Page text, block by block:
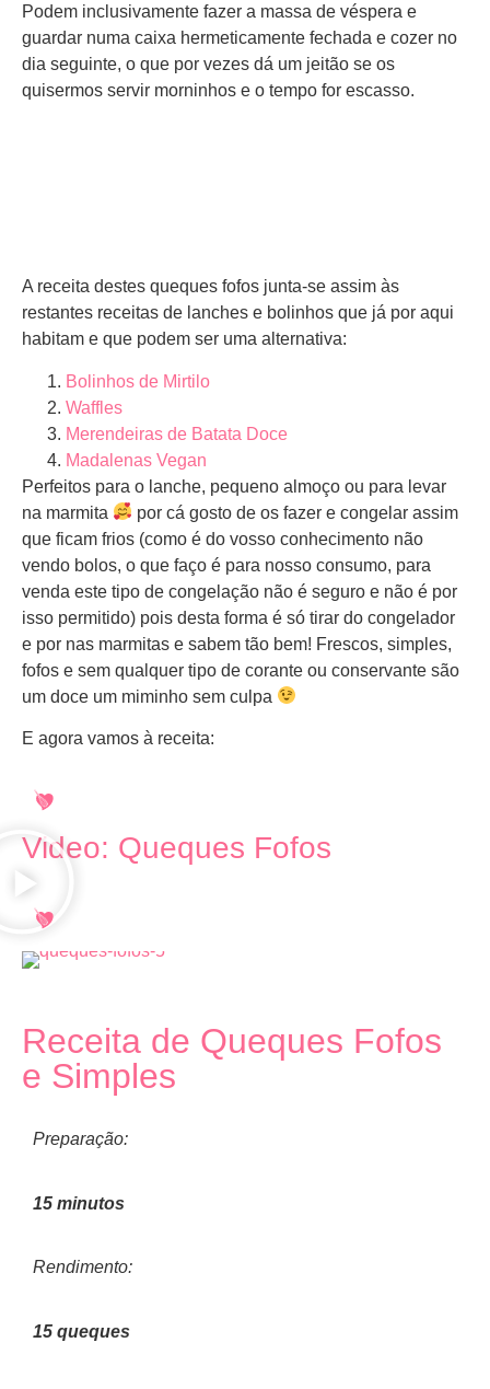
Podem inclusivamente fazer a massa de véspera e
guardar numa caixa hermeticamente fechada e cozer no
dia seguinte, o que por vezes dá um jeitão se os
quisermos servir morninhos e o tempo for escasso.
A receita destes queques fofos junta-se assim às
restantes receitas de lanches e bolinhos que já por aqui
habitam e que podem ser uma alternativa:
Bolinhos de Mirtilo
Waffles
Merendeiras de Batata Doce
Madalenas Vegan
Perfeitos para o lanche, pequeno almoço ou para levar
na marmita
por cá gosto de os fazer e congelar assim
que ficam frios (como é do vosso conhecimento não
vendo bolos, o que faço é para nosso consumo, para
venda este tipo de congelação não é seguro e não é por
isso permitido) pois desta forma é só tirar do congelador
e por nas marmitas e sabem tão bem! Frescos, simples,
fofos e sem qualquer tipo de corante ou conservante são
um doce um miminho sem culpa
E agora vamos à receita:
Video: Queques Fofos
Receita de Queques Fofos
e Simples
Preparação:
15 minutos
Rendimento:
15 queques